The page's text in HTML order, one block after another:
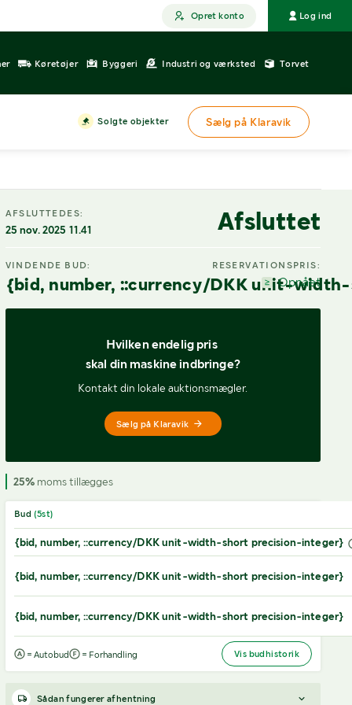
Opret konto Log ind
Køretøjer Byggeri Industri og værksted Torvet
Solgte objekter Sælg på Klaravik
AFSLUTTEDES:
25 nov. 2025 11.41 Afsluttet
VINDENDE BUD:
{bid, number, ::currency/DKK unit-
RESERVATIONSPRIS:
Opnået
Hvilken endelig pris
skal din maskine indbringe?
Kontakt din lokale auktionsmægler.
Sælg på Klaravik
25%moms tillægges
Bud (5st)
{bid, number, ::currency/DKK unit-width-short precision-integer}
{bid, number, ::currency/DKK unit-width-short precision-integer}
{bid, number, ::currency/DKK unit-width-short precision-integer}
= Autobud = Forhandling Vis budhistorik
Sådan fungerer afhentning